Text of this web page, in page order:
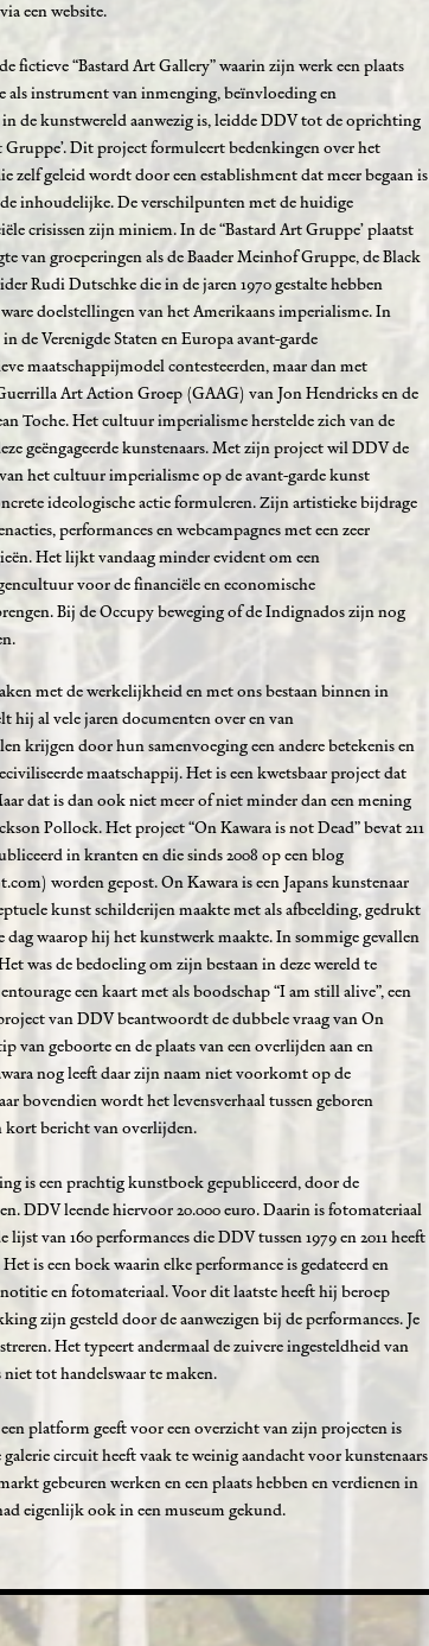
een website.
fictieve “Bastard Art Gallery” waarin zijn werk een plaats
als instrument van inmenging, beïnvloeding en
de kunstwereld aanwezig is, leidde DDV tot de oprichting
Gruppe’. Dit project formuleert bedenkingen over het
zelf geleid wordt door een establishment dat meer begaan is
inhoudelijke. De verschilpunten met de huidige
crisissen zijn miniem. In de “Bastard Art Gruppe’ plaatst
van groeperingen als de Baader Meinhof Gruppe, de Black
Rudi Dutschke die in de jaren 1970 gestalte hebben
doelstellingen van het Amerikaans imperialisme. In
de Verenigde Staten en Europa avant-garde
maatschappijmodel contesteerden, maar dan met
Art Action Groep (GAAG) van Jon Hendricks en de
Toche. Het cultuur imperialisme herstelde zich van de
geëngageerde kunstenaars. Met zijn project wil DDV de
het cultuur imperialisme op de avant-garde kunst
ideologische actie formuleren. Zijn artistieke bijdrage
performances en webcampagnes met een zeer
Het lijkt vandaag minder evident om een
voor de financiële en economische
Bij de Occupy beweging of de Indignados zijn nog
met de werkelijkheid en met ons bestaan binnen in
hij al vele jaren documenten over en van
krijgen door hun samenvoeging een andere betekenis en
maatschappij. Het is een kwetsbaar project dat
dat is dan ook niet meer of niet minder dan een mening
Pollock. Het project “On Kawara is not Dead” bevat 211
in kranten en die sinds 2008 op een blog
worden gepost. On Kawara is een Japans kunstenaar
kunst schilderijen maakte met als afbeelding, gedrukt
dag waarop hij het kunstwerk maakte. In sommige gevallen
was de bedoeling om zijn bestaan in deze wereld te
een kaart met als boodschap “I am still alive”, een
van DDV beantwoordt de dubbele vraag van On
van geboorte en de plaats van een overlijden aan en
nog leeft daar zijn naam niet voorkomt op de
bovendien wordt het levensverhaal tussen geboren
kort bericht van overlijden.
is een prachtig kunstboek gepubliceerd, door de
DDV leende hiervoor 20.000 euro. Daarin is fotomateriaal
van 160 performances die DDV tussen 1979 en 2011 heeft
is een boek waarin elke performance is gedateerd en
en fotomateriaal. Voor dit laatste heeft hij beroep
zijn gesteld door de aanwezigen bij de performances. Je
Het typeert andermaal de zuivere ingesteldheid van
tot handelswaar te maken.
platform geeft voor een overzicht van zijn projecten is
circuit heeft vaak te weinig aandacht voor kunstenaars
gebeuren werken en een plaats hebben en verdienen in
eigenlijk ook in een museum gekund.